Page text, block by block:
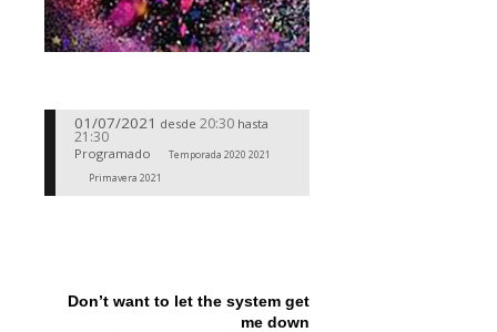
01/07/2021 desde 20:30 hasta
21:30
Programado
Temporada 2020 2021
Primavera 2021
Don’t want to let the system get
me down